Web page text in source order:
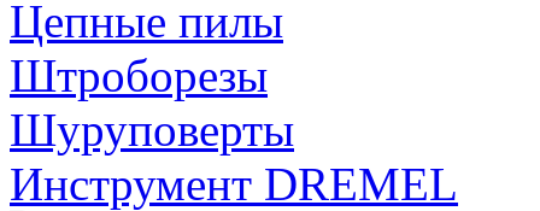
Цепные пилы
Штроборезы
Шуруповерты
Инструмент DREMEL